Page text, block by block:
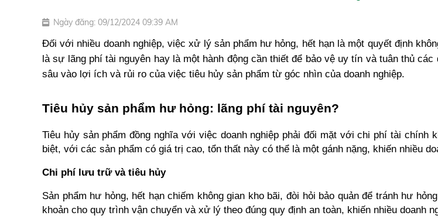
Ngày đăng: 09/12/2024 09:39 AM
Đối với nhiều doanh nghiệp, việc xử lý sản phẩm hư hỏng, hết hạn là một quyết định
là sự lãng phí tài nguyên hay là một hành động cần thiết để bảo vệ uy tín và tuân thủ
sâu vào lợi ích và rủi ro của việc tiêu hủy sản phẩm từ góc nhìn của doanh nghiệp.
Tiêu hủy sản phẩm hư hỏng: lãng phí tài nguyên?
Tiêu hủy sản phẩm đồng nghĩa với việc doanh nghiệp phải đối mặt với chi phí tài
biệt, với các sản phẩm có giá trị cao, tổn thất này có thể là một gánh nặng, khiến nhiều
Chi phí lưu trữ và tiêu hủy
Sản phẩm hư hỏng, hết hạn chiếm không gian kho bãi, đòi hỏi bảo quản để tránh hư
khoản cho quy trình vận chuyển và xử lý theo đúng quy định an toàn, khiến nhiều doanh